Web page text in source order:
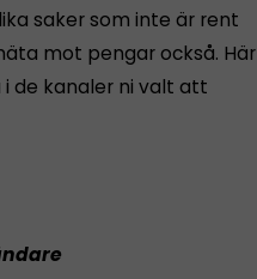
saker som inte är rent
mot pengar också. Här
de kanaler ni valt att